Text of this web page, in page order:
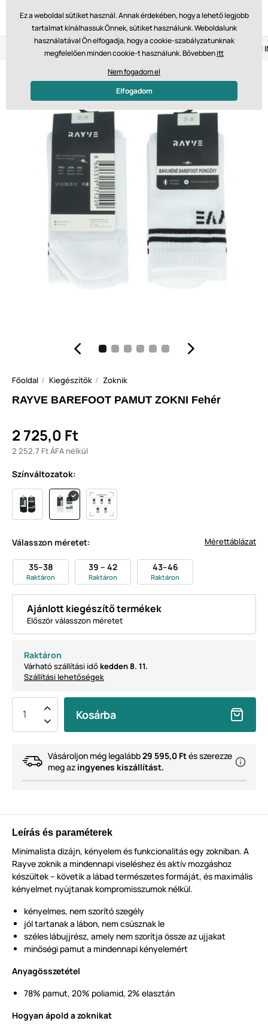
Visszaküldés 14 napon belül Gyors szállítás 61 475 Ft-tól
Főoldal Kiegészítők Zoknik
RAYVE BAREFOOT PAMUT ZOKNI Fehér
2 725,0 Ft
2 252,7 Ft ÁFA nélkül
Színváltozatok:
Mérettáblázat
Válasszon méretet:
35–38
Raktáron
39 – 42
Raktáron
43–46
Raktáron
Ajánlott kiegészítő termékek
Először válasszon méretet
Raktáron
Várható szállítási időkedden 8. 11.
Szállítási lehetőségek
Kosárba
Vásároljon még legalább29 595,0 Ftés szerezze
meg az ingyenes kiszállítást.
Leírás és paraméterek
Minimalista dizájn, kényelem és funkcionalitás egy zokniban. A
Rayve zoknik a mindennapi viseléshez és aktív mozgáshoz
készültek – követik a lábad természetes formáját, és maximális
kényelmet nyújtanak kompromisszumok nélkül.
kényelmes, nem szorító szegély
jól tartanak a lábon, nem csúsznak le
széles lábujjrész, amely nem szorítja össze az ujjakat
minőségi pamut a mindennapi kényelemért
Anyagösszetétel
78% pamut, 20% poliamid, 2% elasztán
Hogyan ápold a zoknikat
Ez a weboldal sütiket használ. Annak érdekében, hogy a lehető legjobb
tartalmat kínálhassuk Önnek, sütiket használunk. Weboldalunk
használatával Ön elfogadja, hogy a cookie-szabályzatunknak
megfelelően minden cookie-t használunk. Bővebbenitt
Nem fogadom el
Elfogadom